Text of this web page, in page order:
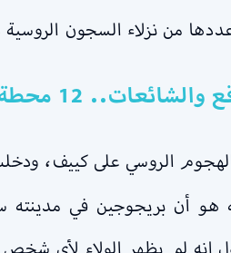
من نزلاء السجون
مرض القيصر | تايم لاين في دقائق
الروسي على كييف،
هو أن بريجوجين في مدينته